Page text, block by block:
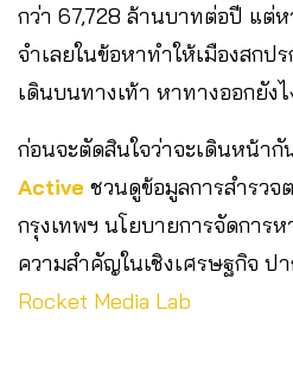
กว่า 67,728 ล้านบาทต่อปี แต่ห
จำเลยในข้อหาทำให้เมืองสกป
เดินบนทางเท้า หาทางออกยัง
ก่อนจะตัดสินใจว่าจะเดินหน้ากั
Active ชวนดูข้อมูลการสำรวจ
กรุงเทพฯ นโยบายการจัดการห
ความสำคัญในเชิงเศรษฐกิจ ป
Rocket Media Lab